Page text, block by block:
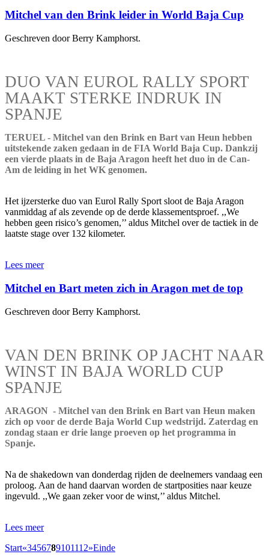
Mitchel van den Brink leider in World Baja Cup
Geschreven door Berry Kamphorst.
DUO VAN EUROL RALLY SPORT
MAAKT STERKE INDRUK IN
SPANJE
TERUEL - Mitchel van den Brink en Bart van Heun hebben
uitstekende zaken gedaan in de FIA World Baja Cup. Dankzij
een vierde plaats in de Baja Aragon heeft het duo in de Can-
Am de leiding in het WK genomen.
Het ijzersterke duo van Eurol Rally Sport sloot de Baja Aragon
vanmiddag af als zevende op de derde klassementsproef. ,,We
hebben geen risico’s genomen,’’ aldus Mitchel over de tactiek in de
laatste stage over 132 kilometer.
Lees meer
Mitchel en Bart meten zich in Aragon met de top
Geschreven door Berry Kamphorst.
VAN DEN BRINK OP JACHT NAAR
WINST IN BAJA WORLD CUP
SPANJE
ARAGON - Mitchel van den Brink en Bart van Heun maken
zich op voor de derde Baja World Cup wedstrijd. Zaterdag en
zondag staan er drie lange proeven op het programma in
Spanje.
Na de shakedown van donderdag rijden de deelnemers vandaag een
proloog. Aan de hand daarvan worden de startposities naar keuze
ingevuld. ,,We gaan zeker voor de winst,’’ aldus Mitchel.
Lees meer
Start«3456789101112»Einde